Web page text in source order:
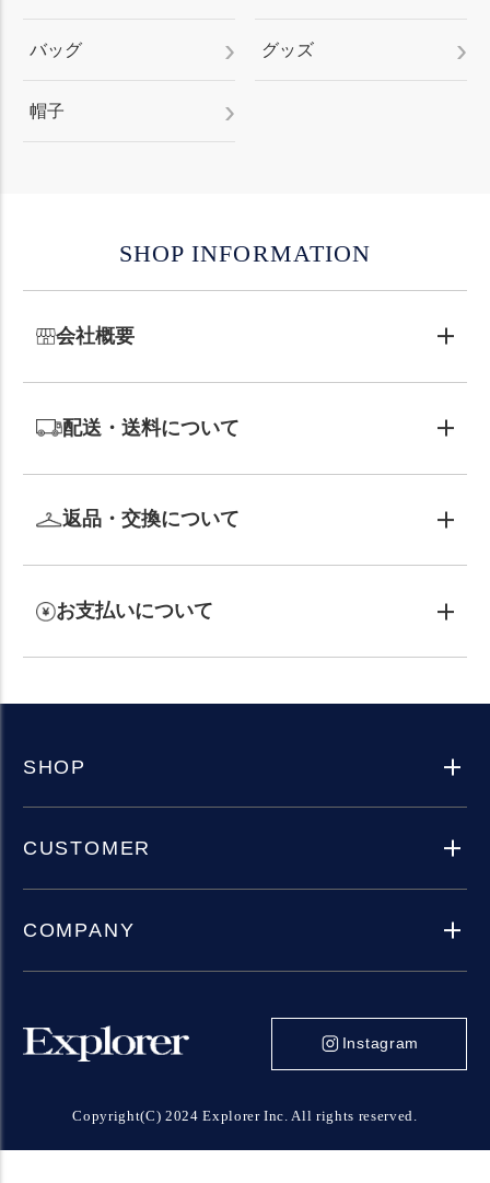
バッグ グッズ
帽子
SHOP INFORMATION
会社概要
配送・送料について
返品・交換について
お支払いについて
SHOP
CUSTOMER
COMPANY
Instagram
Copyright(C) 2024 Explorer Inc. All rights reserved.